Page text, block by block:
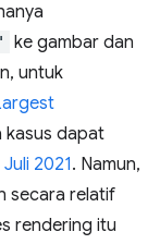
ke gambar dan
untuk
kasus dapat
2021. Namun,
secara relatif
rendering itu